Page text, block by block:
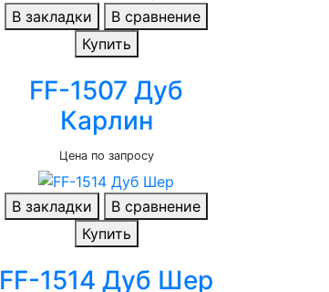
В закладки
В сравнение
Купить
FF-1507 Дуб
Карлин
Цена по запросу
В закладки
В сравнение
Купить
FF-1514 Дуб Шер